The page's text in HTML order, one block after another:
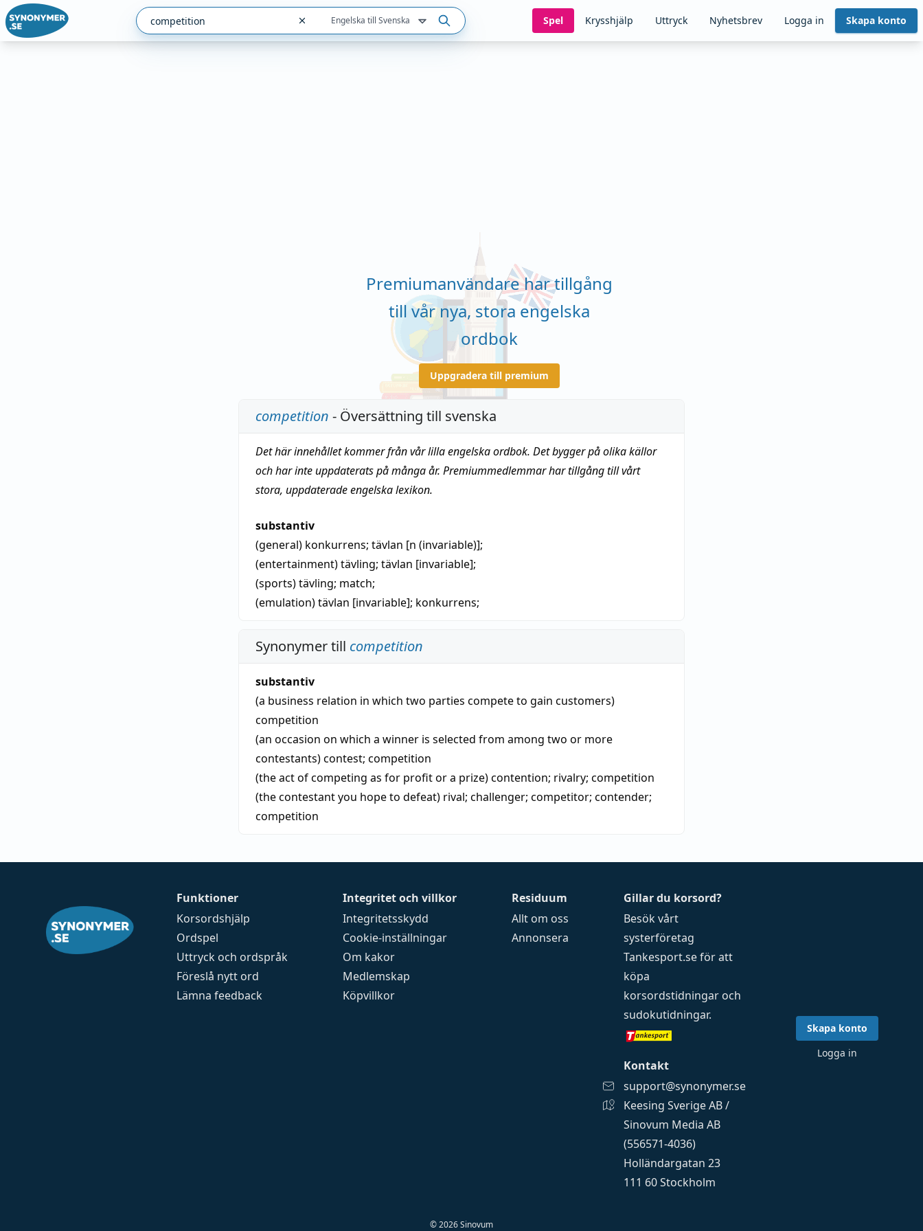
Engelska till Svenska Spel Krysshjälp Uttryck Nyhetsbrev Logga in Skapa konto
Premiumanvändare har tillgång
till vår nya, stora engelska
ordbok
Uppgradera till premium
competition - Översättning till svenska
Det här innehållet kommer från vår lilla engelska ordbok. Det bygger på olika källor
och har inte uppdaterats på många år. Premiummedlemmar har tillgång till vårt
stora, uppdaterade engelska lexikon.
substantiv
(general) konkurrens; tävlan [n (invariable)];
(entertainment)tävling; tävlan [invariable];
(sports)tävling; match;
(emulation)tävlan [invariable]; konkurrens;
Synonymer till competition
substantiv
(a business relation in which two parties compete to gain customers)
competition
(an occasion on which a winner is selected from among two or more
contestants)contest; competition
(the act of competing as for profit or a prize)contention; rivalry; competition
(the contestant you hope to defeat) rival; challenger; competitor; contender;
competition
Funktioner
Korsordshjälp
Ordspel
Uttryck och ordspråk
Föreslå nytt ord
Lämna feedback
Integritet och villkor
Integritetsskydd
Cookie-inställningar
Om kakor
Medlemskap
Köpvillkor
Residuum
Allt om oss
Annonsera
Gillar du korsord?
Besök vårt
systerföretag
Tankesport.seför att
köpa
korsordstidningar och
sudokutidningar.
Kontakt
support@synonymer.se
Keesing Sverige AB /
Sinovum Media AB
(556571-4036)
Holländargatan 23
111 60 Stockholm
Skapa konto
Logga in
©2026Sinovum